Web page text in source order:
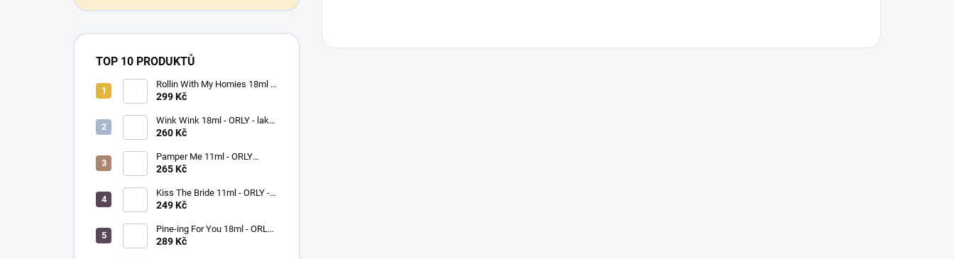
TOP 10 PRODUKTŮ
Rollin With My Homies 18ml -
ORLY - lak na nehty
299 Kč
Wink Wink 18ml - ORLY - lak
na nehty
260 Kč
Pamper Me 11ml - ORLY
BREATHABLE - ošetřující lak
265 Kč
Kiss The Bride 11ml - ORLY -
lak na nehty
249 Kč
Pine-ing For You 18ml - ORLY
BREATHABLE - ošetřující
289 Kč